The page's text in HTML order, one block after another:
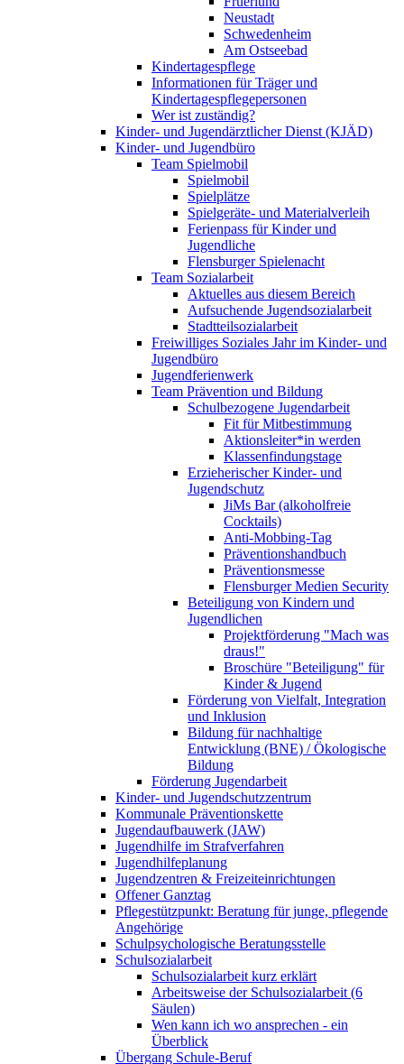
Neustadt
Schwedenheim
Am Ostseebad
Kindertagespflege
Informationen für Träger und
Kindertagespflegepersonen
Wer ist zuständig?
Kinder- und Jugendärztlicher Dienst (KJÄD)
Kinder- und Jugendbüro
Team Spielmobil
Spielmobil
Spielplätze
Spielgeräte- und Materialverleih
Ferienpass für Kinder und
Jugendliche
Flensburger Spielenacht
Team Sozialarbeit
Aktuelles aus diesem Bereich
Aufsuchende Jugendsozialarbeit
Stadtteilsozialarbeit
Freiwilliges Soziales Jahr im Kinder- und
Jugendbüro
Jugendferienwerk
Team Prävention und Bildung
Schulbezogene Jugendarbeit
Fit für Mitbestimmung
Aktionsleiter*in werden
Klassenfindungstage
Erzieherischer Kinder- und
Jugendschutz
JiMs Bar (alkoholfreie
Cocktails)
Anti-Mobbing-Tag
Präventionshandbuch
Präventionsmesse
Flensburger Medien Security
Beteiligung von Kindern und
Jugendlichen
Projektförderung "Mach was
draus!"
Broschüre "Beteiligung" für
Kinder & Jugend
Förderung von Vielfalt, Integration
und Inklusion
Bildung für nachhaltige
Entwicklung (BNE) / Ökologische
Bildung
Förderung Jugendarbeit
Kinder- und Jugendschutzzentrum
Kommunale Präventionskette
Jugendaufbauwerk (JAW)
Jugendhilfe im Strafverfahren
Jugendhilfeplanung
Jugendzentren & Freizeiteinrichtungen
Offener Ganztag
Pflegestützpunkt: Beratung für junge, pflegende
Angehörige
Schulpsychologische Beratungsstelle
Schulsozialarbeit
Schulsozialarbeit kurz erklärt
Arbeitsweise der Schulsozialarbeit (6
Säulen)
Wen kann ich wo ansprechen - ein
Überblick
Übergang Schule-Beruf